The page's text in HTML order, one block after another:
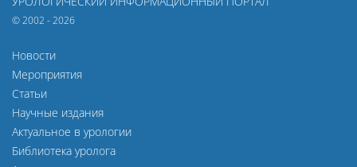
© 2002 - 2026
Новости
Мероприятия
Статьи
Научные издания
Актуальное в урологии
Библиотека уролога